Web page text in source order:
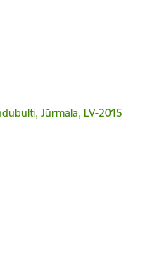
Jūrmala, LV-2015